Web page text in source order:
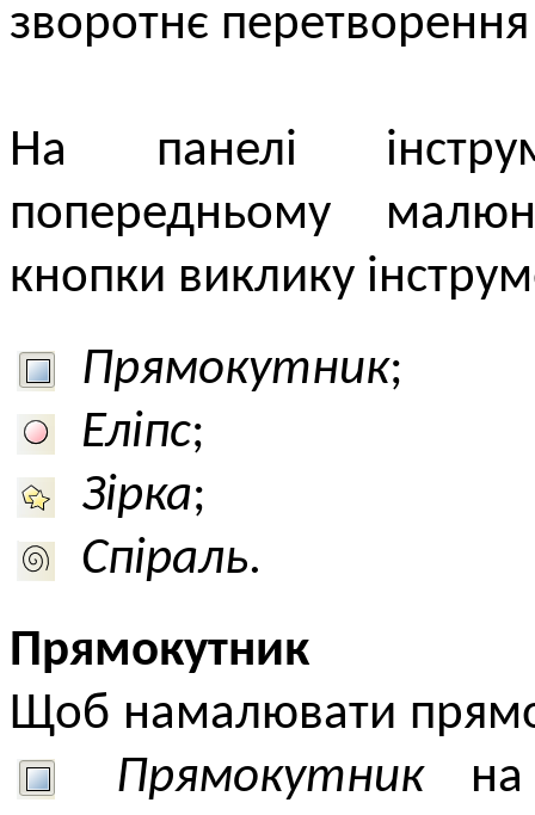
зворотнє
На панелі
попередньому
кнопки виклику
Прямокутник;
Еліпс;
Зірка;
Спіраль.
Прямокутник
Щоб намалювати
Прямокутникна